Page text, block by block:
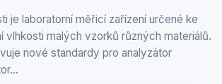
je laboratorní měřicí zařízení určené ke
vlhkosti malých vzorků různých materiálů.
nové standardy pro analyzátor